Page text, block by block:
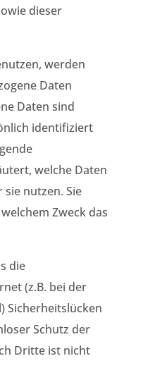
dieser
werden
Daten
Daten sind
identifiziert
welche Daten
nutzen. Sie
Zweck das
die
(z.B. bei der
Sicherheitslücken
Schutz der
Dritte ist nicht